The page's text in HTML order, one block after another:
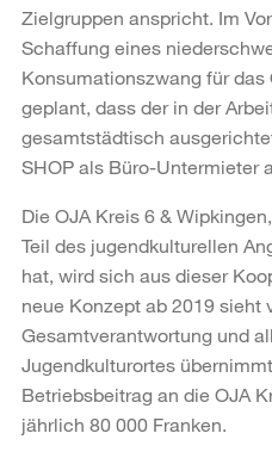
Zielgruppen anspricht. Im
Schaffung eines
Konsumationszwang für das
geplant, dass der in der
gesamtstädtisch
SHOP als Büro-Untermieter
Die OJA Kreis 6 &
Teil des jugendkulturellen
hat, wird sich aus dieser
neue Konzept ab 2019 sieht
Gesamtverantwortung und
Jugendkulturortes
Betriebsbeitrag an die OJA
jährlich 80 000 Franken.